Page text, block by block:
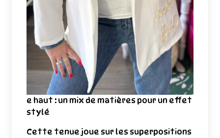
e haut : un mix de matières pour un effet
stylé
Cette tenue joue sur les superpositions